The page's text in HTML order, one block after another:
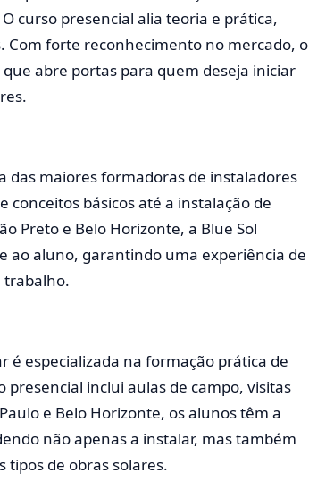
curso presencial alia teoria e prática,
Com forte reconhecimento no mercado, o
abre portas para quem deseja iniciar
das maiores formadoras de instaladores
conceitos básicos até a instalação de
Preto e Belo Horizonte, a Blue Sol
ao aluno, garantindo uma experiência de
trabalho.
é especializada na formação prática de
presencial inclui aulas de campo, visitas
e Belo Horizonte, os alunos têm a
não apenas a instalar, mas também
de obras solares.